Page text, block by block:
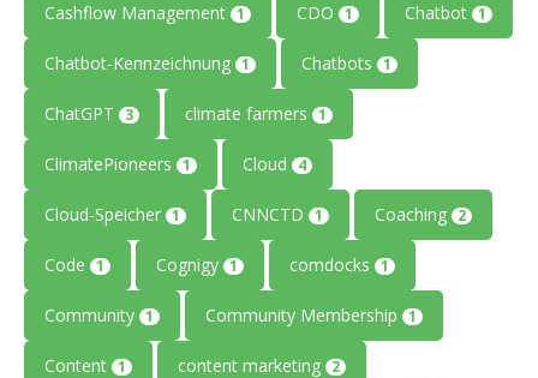
Cashflow Management 1 CDO 1 Chatbot 1
Chatbot-Kennzeichnung 1 Chatbots 1
ChatGPT 3 climate farmers 1
ClimatePioneers 1 Cloud 4
Cloud-Speicher 1 CNNCTD 1 Coaching 2
Code 1 Cognigy 1 comdocks 1
Community 1 Community Membership 1
Content 1 content marketing 2